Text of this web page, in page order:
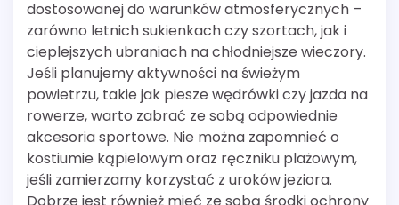
dostosowanej do warunków atmosferycznych –
zarówno letnich sukienkach czy szortach, jak i
cieplejszych ubraniach na chłodniejsze wieczory.
Jeśli planujemy aktywności na świeżym
powietrzu, takie jak piesze wędrówki czy jazda na
rowerze, warto zabrać ze sobą odpowiednie
akcesoria sportowe. Nie można zapomnieć o
kostiumie kąpielowym oraz ręczniku plażowym,
jeśli zamierzamy korzystać z uroków jeziora.
Dobrze jest również mieć ze sobą środki ochrony